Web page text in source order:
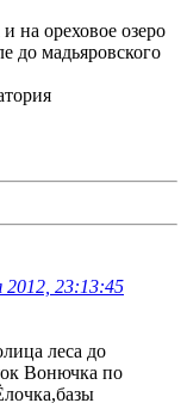
на ореховое озеро
до мадьяровского
23:13:45
леса до
Вонючка по